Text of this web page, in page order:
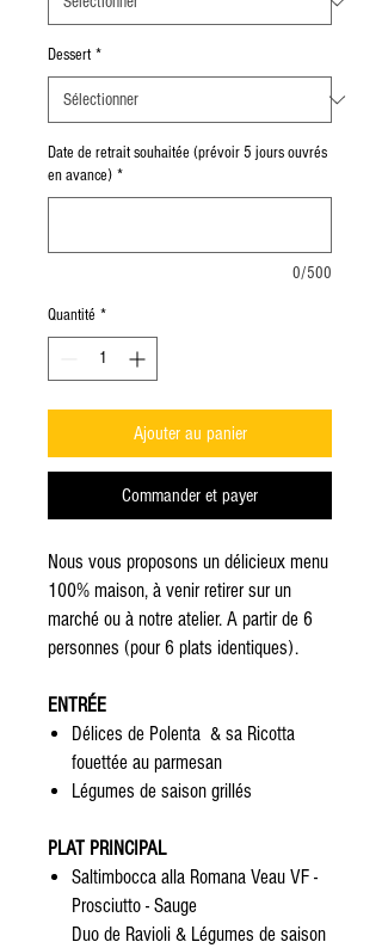
Dessert *
Date de retrait souhaitée (prévoir 5 jours ouvrés
en avance) *
0/500
Quantité *
Ajouter au panier
Commander et payer
Nous vous proposons un délicieux menu
100% maison, à venir retirer sur un
marché ou à notre atelier. A partir de 6
personnes (pour 6 plats identiques).
ENTRÉE
Délices de Polenta & sa Ricotta
fouettée au parmesan
Légumes de saison grillés
PLAT PRINCIPAL
Saltimbocca alla Romana Veau VF -
Prosciutto - Sauge
Duo de Ravioli & Légumes de saison